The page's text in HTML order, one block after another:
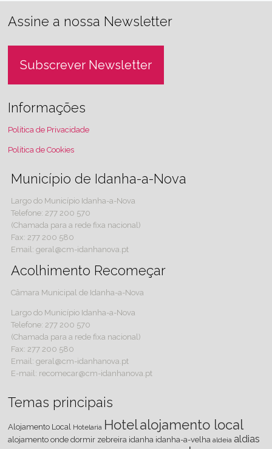
Assine a nossa Newsletter
Subscrever Newsletter
Informações
Política de Privacidade
Política de Cookies
Município de Idanha-a-Nova
Largo do Município Idanha-a-Nova
Telefone: 277 200 570
(Chamada para a rede fixa nacional)
Fax: 277 200 580
Email: geral@cm-idanhanova.pt
Acolhimento Recomeçar
Câmara Municipal de Idanha-a-Nova
Largo do Município Idanha-a-Nova
Telefone: 277 200 570
(Chamada para a rede fixa nacional)
Fax: 277 200 580
Email: geral@cm-idanhanova.pt
E-mail: recomecar@cm-idanhanova.pt
Temas principais
Alojamento Local Hotelaria Hotelalojamento local
alojamento onde dormir zebreira idanha idanha-a-velha aldeia aldias